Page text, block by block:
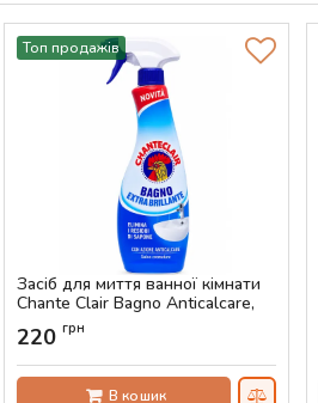
Топ продажів
Засіб для миття ванної кімнати
Chante Clair Bagno Anticalcare,
625 мл
Артикул:
220 грн
В кошик